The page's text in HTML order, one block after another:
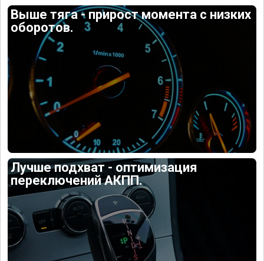
Выше тяга - прирост момента с низких
оборотов.
Лучше подхват - оптимизация
переключений АКПП.